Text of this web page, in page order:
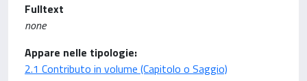
Fulltext
none
Appare nelle tipologie:
2.1 Contributo in volume (Capitolo o Saggio)